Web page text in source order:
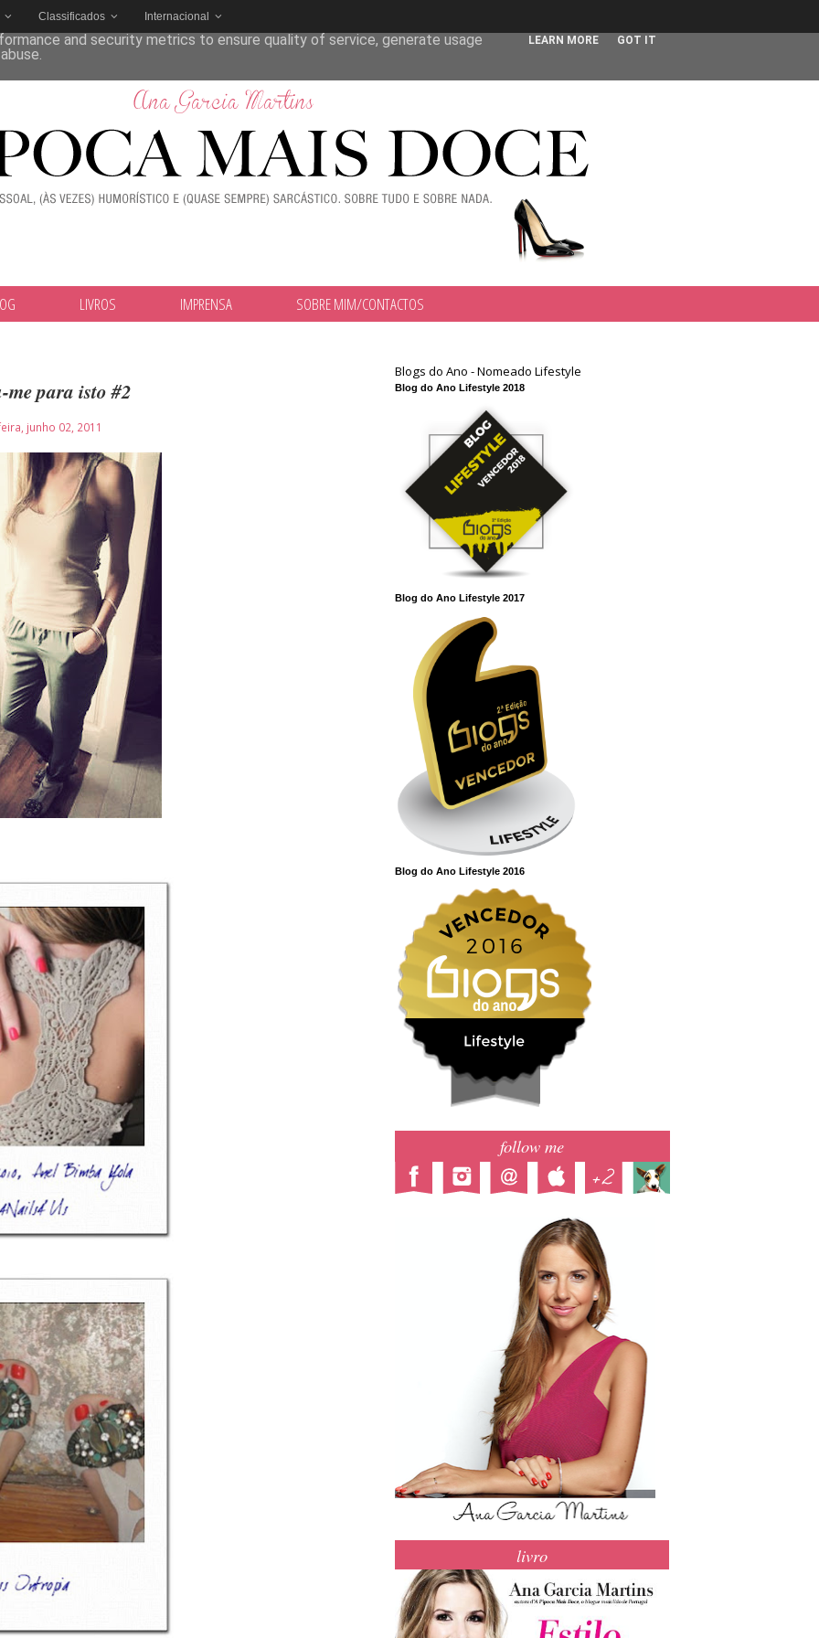
Classificados Internacional
LIVROS IMPRENSA SOBRE MIM/CONTACTOS
me para isto #2
junho 02, 2011
Blogs do Ano - Nomeado Lifestyle
Blog do Ano Lifestyle 2018
Blog do Ano Lifestyle 2017
Blog do Ano Lifestyle 2016
follow me
livro
its services and to analyze traffic. Your IP address and user-agent
and security metrics to ensure quality of service, generate usage
LEARN MORE GOT IT